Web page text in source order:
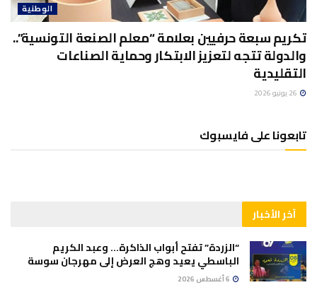
الوطنية
تكريم سبعة حرفيين بعلامة “معلم الصنعة التونسية”..
والدولة تتجه لتعزيز الابتكار وحماية الصناعات
التقليدية
تابعونا على فايسبوك
آخر الأخبار
“الزردة” تفتح أبواب الذاكرة… وعبد الكريم
الباسطي يعيد وهج العرض إلى مهرجان سوسة